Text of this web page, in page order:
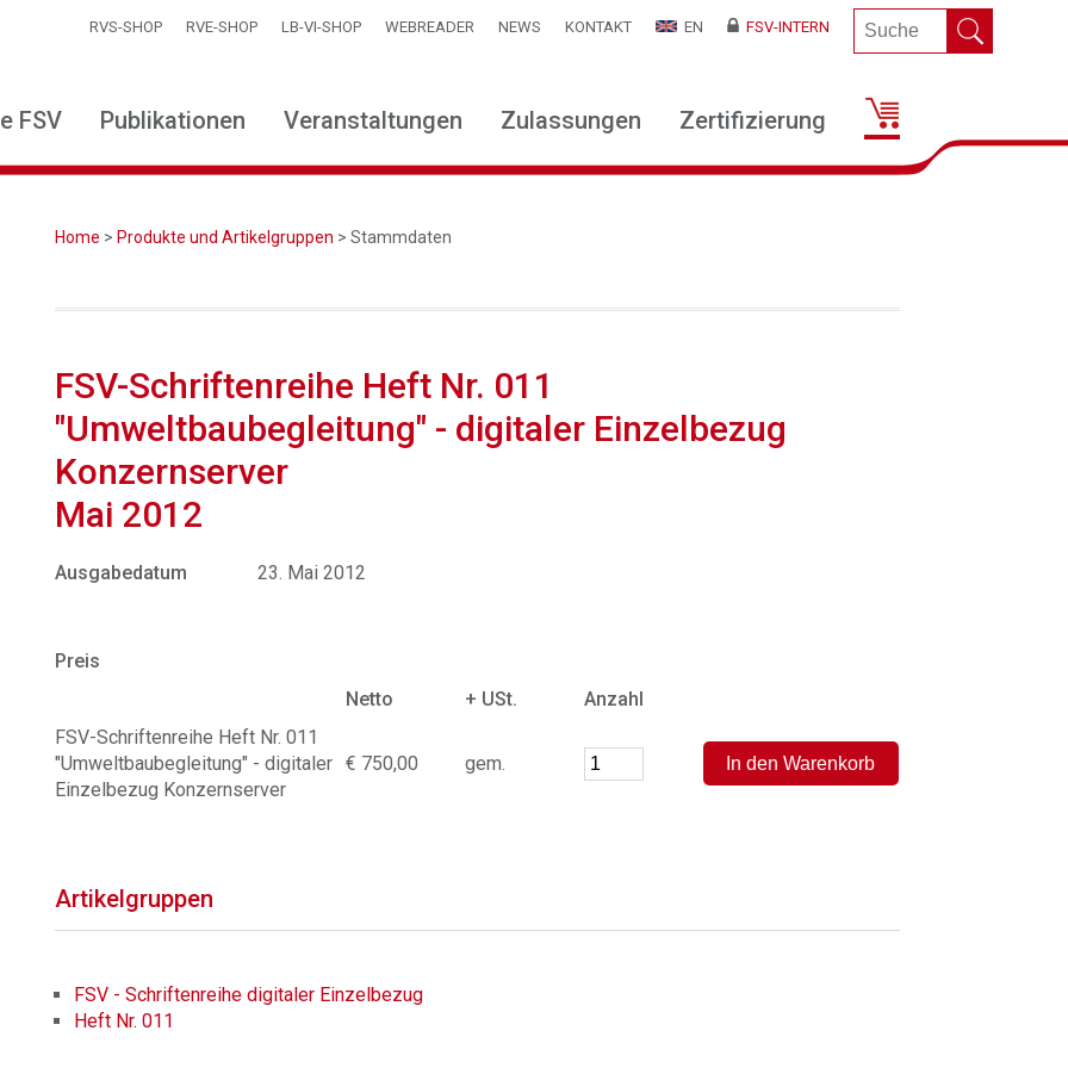
RVS-SHOP RVE-SHOP LB-VI-SHOP WEBREADER NEWS KONTAKT EN FSV-INTERN
FSV Publikationen Veranstaltungen Zulassungen Zertifizierung
Home > Produkte und Artikelgruppen > Stammdaten
FSV-Schriftenreihe Heft Nr. 011
"Umweltbaubegleitung" - digitaler Einzelbezug
Konzernserver
Mai 2012
Ausgabedatum 23. Mai 2012
Preis
Netto
+ USt.
Anzahl
FSV-Schriftenreihe Heft Nr. 011
"Umweltbaubegleitung" - digitaler
Einzelbezug Konzernserver
€ 750,00 gem.
Artikelgruppen
FSV - Schriftenreihe digitaler Einzelbezug
Heft Nr. 011